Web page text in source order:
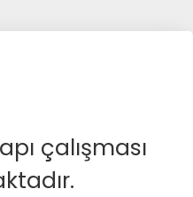
çalışması